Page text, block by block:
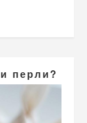
перли?